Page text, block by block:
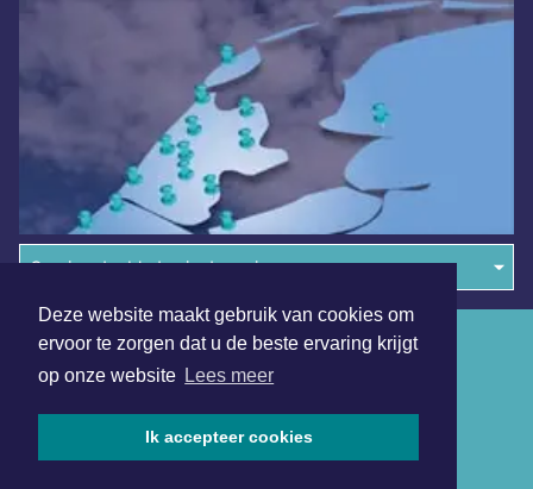
Deze website maakt gebruik van cookies om
ervoor te zorgen dat u de beste ervaring krijgt
op onze website Lees meer
Ik accepteer cookies
Overige dagbladen in de regio
Algemene voorwaarden
Disclaimer